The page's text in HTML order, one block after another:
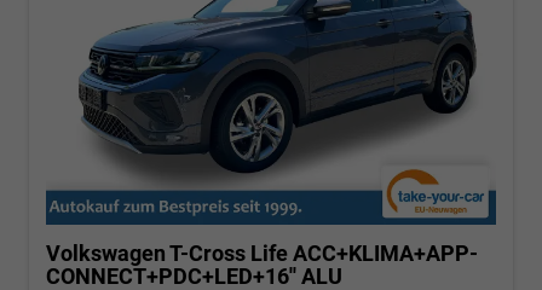
Volkswagen T-Cross Life ACC+KLIMA+APP-
CONNECT+PDC+LED+16'' ALU